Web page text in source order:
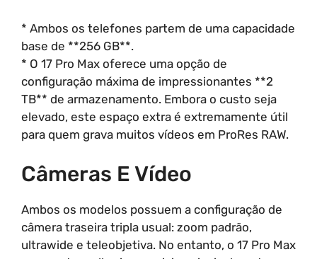
* Ambos os telefones partem de uma capacidade
base de **256 GB**.
* O 17 Pro Max oferece uma opção de
configuração máxima de impressionantes **2
TB** de armazenamento. Embora o custo seja
elevado, este espaço extra é extremamente útil
para quem grava muitos vídeos em ProRes RAW.
Câmeras E Vídeo
Ambos os modelos possuem a configuração de
câmera traseira tripla usual: zoom padrão,
ultrawide e teleobjetiva. No entanto, o 17 Pro Max